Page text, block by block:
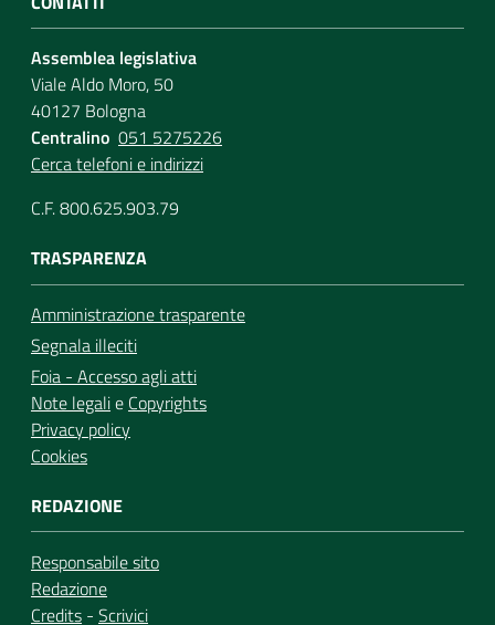
Assemblea legislativa
Viale Aldo Moro, 50
40127 Bologna
Centralino 051 5275226
Cerca telefoni e indirizzi
C.F. 800.625.903.79
TRASPARENZA
Amministrazione trasparente
Segnala illeciti
Foia - Accesso agli atti
Note legalie Copyrights
Privacy policy
Cookies
REDAZIONE
Responsabile sito
Redazione
Credits - Scrivici